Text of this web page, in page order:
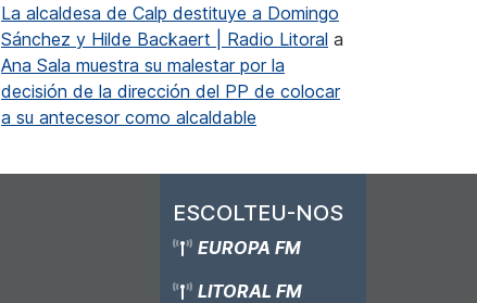
La alcaldesa de Calp destituye a Domingo
Sánchez y Hilde Backaert | Radio Litoral a
Ana Sala muestra su malestar por la
decisión de la dirección del PP de colocar
a su antecesor como alcaldable
ESCOLTEU-NOS
EUROPA FM
LITORAL FM